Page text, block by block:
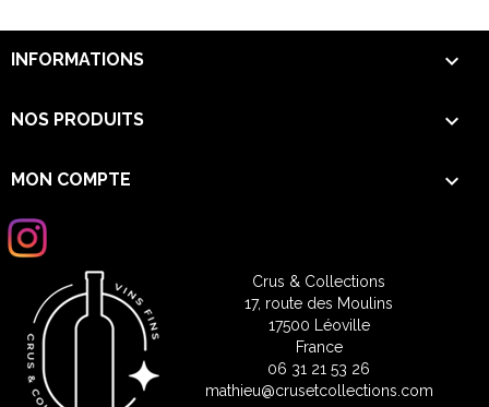
INFORMATIONS 
NOS PRODUITS 
MON COMPTE 
Crus & Collections
17, route des Moulins
17500 Léoville
France
06 31 21 53 26
mathieu@crusetcollections.com